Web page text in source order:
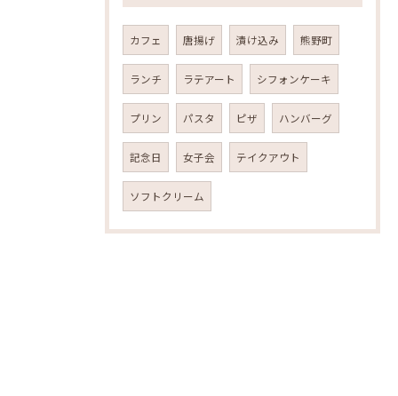
カフェ 唐揚げ 漬け込み 熊野町
ランチ ラテアート シフォンケーキ
プリン パスタ ピザ ハンバーグ
記念日 女子会 テイクアウト
ソフトクリーム